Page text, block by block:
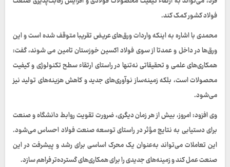
فولاد کشور کمک کند.
محمدی با اشاره به اینکه واردات ورق‌های عریض تقریبا متوقف شده است و این
ورق‌ها در داخل و عمدتا از سوی فولاد اکسین خوزستان تامین می شوند، گفت:
همکاری‌های علمی و تحقیقاتی نه‌تنها در راستای ارتقاء سطح تکنولوژی و کیفیت
محصولات است، بلکه زمینه‌ساز نوآوری‌های جدید و کاهش هزینه‌های تولید نیز
می‌شود.
وی افزود: امروز، بیش از هر زمان دیگری، ضرورت تقویت روابط دانشگاه و صنعت
برای دستیابی به نتایج مؤثر در راستای توسعه صنعت فولاد احساس می‌شود.
این تعاملات می‌تواند به‌عنوان یک محرک اساسی برای رشد و پیشرفت در این
صنعت عمل کند و زمینه‌های جدیدی را برای همکاری‌های گسترده‌تر فراهم سازد.